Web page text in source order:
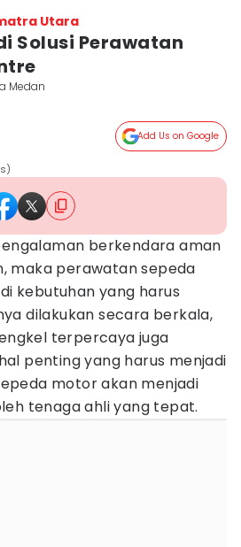
Utara
Solusi Perawatan
Medan
Add Us on Google
berkendara aman
maka perawatan sepeda
kebutuhan yang harus
dilakukan secara berkala,
terpercaya juga
penting yang harus menjadi
motor akan menjadi
tenaga ahli yang tepat.